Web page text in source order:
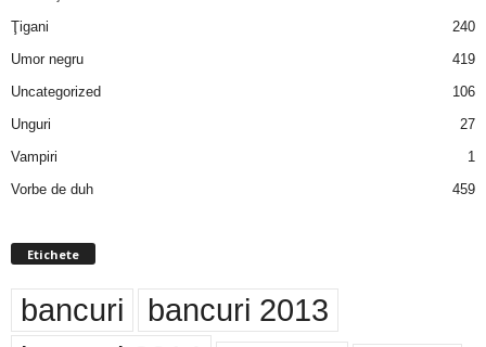
Ţigani
240
Umor negru
419
Uncategorized
106
Unguri
27
Vampiri
1
Vorbe de duh
459
Etichete
bancuri bancuri 2013